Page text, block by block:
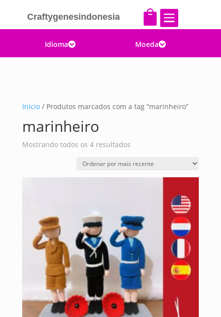
Craftygenesindonesia  
Idioma Moeda
Início/ Produtos marcados com a tag “marinheiro”
marinheiro
Mostrando todos os 4 resultadosClassificado
mais
recente